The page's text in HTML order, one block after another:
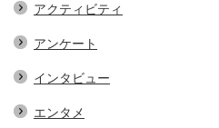
アクティビティ
アンケート
インタビュー
エンタメ